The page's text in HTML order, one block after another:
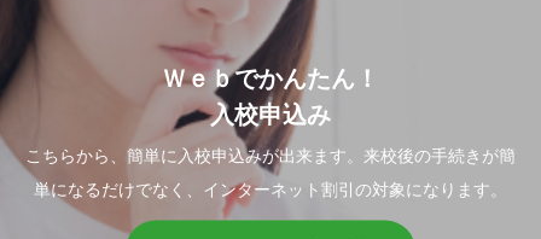
Ｗｅｂでかんたん！
入校申込み
こちらから、簡単に入校申込みが出来ます。来校後の手続きが簡
単になるだけでなく、インターネット割引の対象になります。